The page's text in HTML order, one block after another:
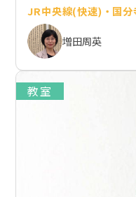
JR中央線(快速)・国分
増田周英
教室